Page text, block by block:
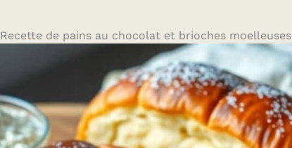
Recette de pains au chocolat et brioches moelleuses